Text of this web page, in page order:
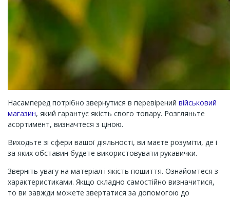
Насамперед потрібно звернутися в перевірений військовий
магазин, який гарантує якість свого товару. Розгляньте
асортимент, визначтеся з ціною.
Виходьте зі сфери вашої діяльності, ви маєте розуміти, де і
за яких обставин будете використовувати рукавички.
Зверніть увагу на матеріал і якість пошиття. Ознайомтеся з
характеристиками. Якщо складно самостійно визначитися,
то ви завжди можете звертатися за допомогою до